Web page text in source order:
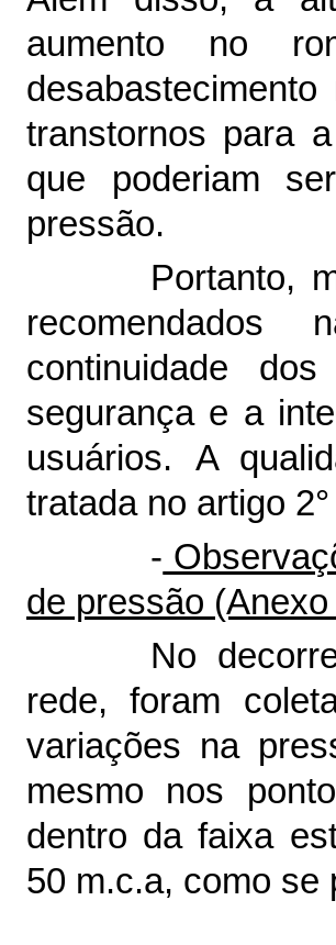
aumento no
transtornos para
que poderiam
pressão.
Portanto,
continuidade
segurança e a
usuários. A
tratada no artigo
-
de pressão (Anexo
No
rede, foram
variações na
mesmo nos
dentro da faixa
50 m.c.a, como se